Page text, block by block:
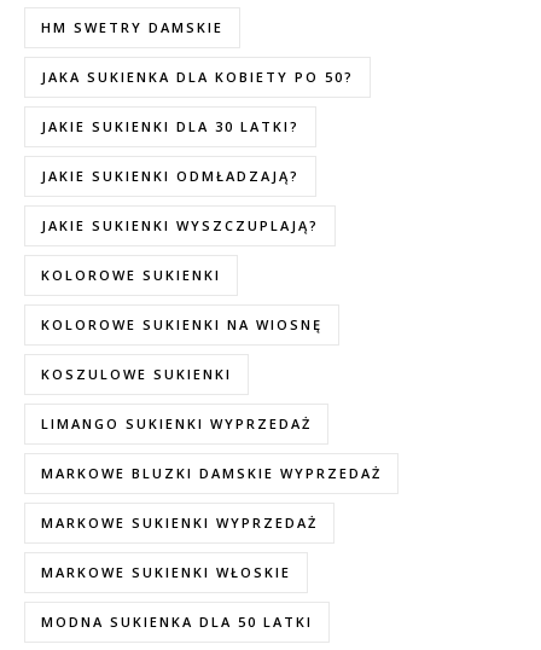
HM SWETRY DAMSKIE
JAKA SUKIENKA DLA KOBIETY PO 50?
JAKIE SUKIENKI DLA 30 LATKI?
JAKIE SUKIENKI ODMŁADZAJĄ?
JAKIE SUKIENKI WYSZCZUPLAJĄ?
KOLOROWE SUKIENKI
KOLOROWE SUKIENKI NA WIOSNĘ
KOSZULOWE SUKIENKI
LIMANGO SUKIENKI WYPRZEDAŻ
MARKOWE BLUZKI DAMSKIE WYPRZEDAŻ
MARKOWE SUKIENKI WYPRZEDAŻ
MARKOWE SUKIENKI WŁOSKIE
MODNA SUKIENKA DLA 50 LATKI